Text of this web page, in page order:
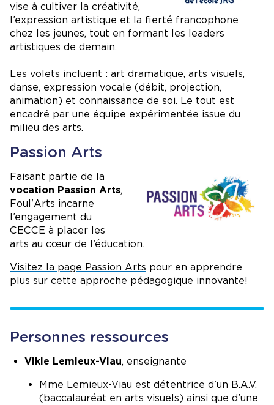
vise à cultiver la créativité,
l’expression artistique et la fierté francophone
chez les jeunes, tout en formant les leaders
artistiques de demain.
Les volets incluent : art dramatique, arts visuels,
danse, expression vocale (débit, projection,
animation) et connaissance de soi. Le tout est
encadré par une équipe expérimentée issue du
milieu des arts.
Passion Arts
Faisant partie de la
vocation Passion Arts,
Foul'Arts incarne
l’engagement du
CECCE à placer les
arts au cœur de l’éducation.
Visitez la page Passion Arts pour en apprendre
plus sur cette approche pédagogique innovante!
Personnes ressources
Vikie Lemieux-Viau, enseignante
Mme Lemieux-Viau est détentrice d’un B.A.V.
(baccalauréat en arts visuels) ainsi que d’une